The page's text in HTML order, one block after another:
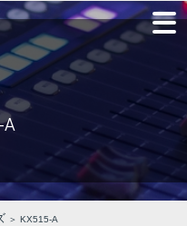
EN
⾳響特機の特長
特
機
モ
ル
ル
概
要
営
所
社
沿
革
採
情
報
A
＞ KX515-A